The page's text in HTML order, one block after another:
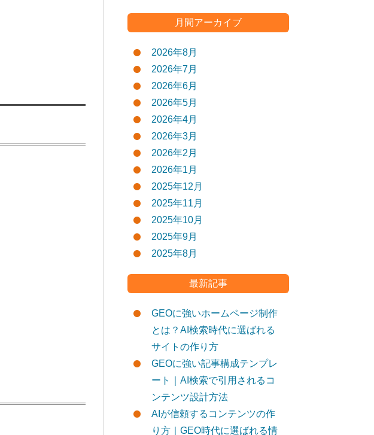
月間アーカイブ
2026年8月
2026年7月
2026年6月
2026年5月
2026年4月
2026年3月
2026年2月
2026年1月
2025年12月
2025年11月
2025年10月
2025年9月
2025年8月
最新記事
GEOに強いホームページ制作
とは？AI検索時代に選ばれる
サイトの作り方
GEOに強い記事構成テンプレ
ート｜AI検索で引用されるコ
ンテンツ設計方法
AIが信頼するコンテンツの作
り方｜GEO時代に選ばれる情